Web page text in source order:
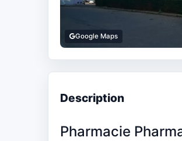
Google Maps
Description
Pharmacie